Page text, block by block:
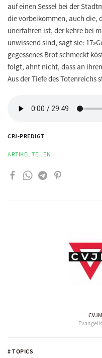
# TOPICS
auf einen Sessel bei der
die vorbeikommen, auch die,
unerfahren ist, der kehre bei
unwissend sind, sagt sie:
gegessenes Brot schmeckt
folgt, ahnt nicht, dass an
Aus der Tiefe des Totenreichs
CPJ-PREDIGT
ARTIKEL TEILEN